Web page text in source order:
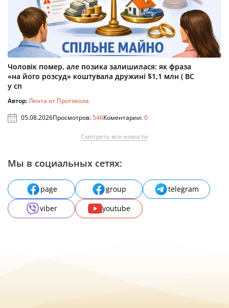
Чоловік помер, але позика залишилася: як фраза
«на його розсуд» коштувала дружині $1,1 млн ( ВС
у сп
Автор:Лента от Протокола
05.08.2026Просмотров:546Коментарии:0
Смотреть все новости
Мы в социальных сетях:
page group
telegram
viber
youtube